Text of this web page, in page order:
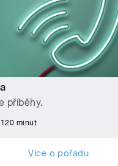
příběhy.
120 minut
Více o pořadu